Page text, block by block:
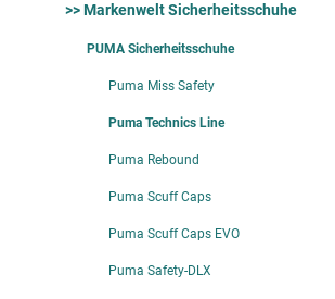
>> Markenwelt Sicherheitsschuhe
PUMA Sicherheitsschuhe
Puma Miss Safety
Puma Technics Line
Puma Rebound
Puma Scuff Caps
Puma Scuff Caps EVO
Puma Safety-DLX